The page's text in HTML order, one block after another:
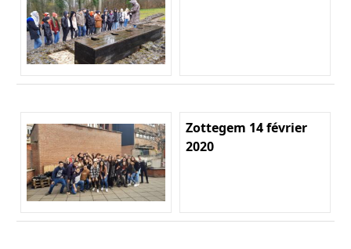
Zottegem 14 février
2020